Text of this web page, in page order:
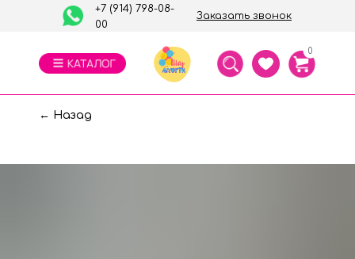
Заказать звонок
+7 (914) 798-08-
00
0
← Назад